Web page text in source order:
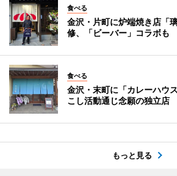
食べる
金沢・片町に炉端焼き店「
修、「ビーバー」コラボも
食べる
金沢・末町に「カレーハウ
こし活動通じ念願の独立店
もっと見る